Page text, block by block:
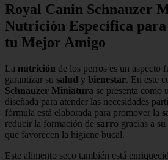
Royal Canin Schnauzer
Nutrición Específica para
tu Mejor Amigo
La nutrición de los perros es un aspecto
garantizar su salud y bienestar. En este
Schnauzer Miniatura se presenta como
diseñada para atender las necesidades
fórmula está elaborada para promover la
reducir la formación de sarro gracias a
que favorecen la higiene bucal.
Este alimento seco también está